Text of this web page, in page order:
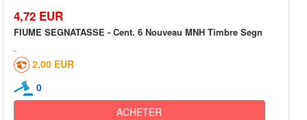
4,72 EUR
FIUME SEGNATASSE - Cent. 6 Nouveau MNH Timbre Segn
2,00 EUR
0
ACHETER